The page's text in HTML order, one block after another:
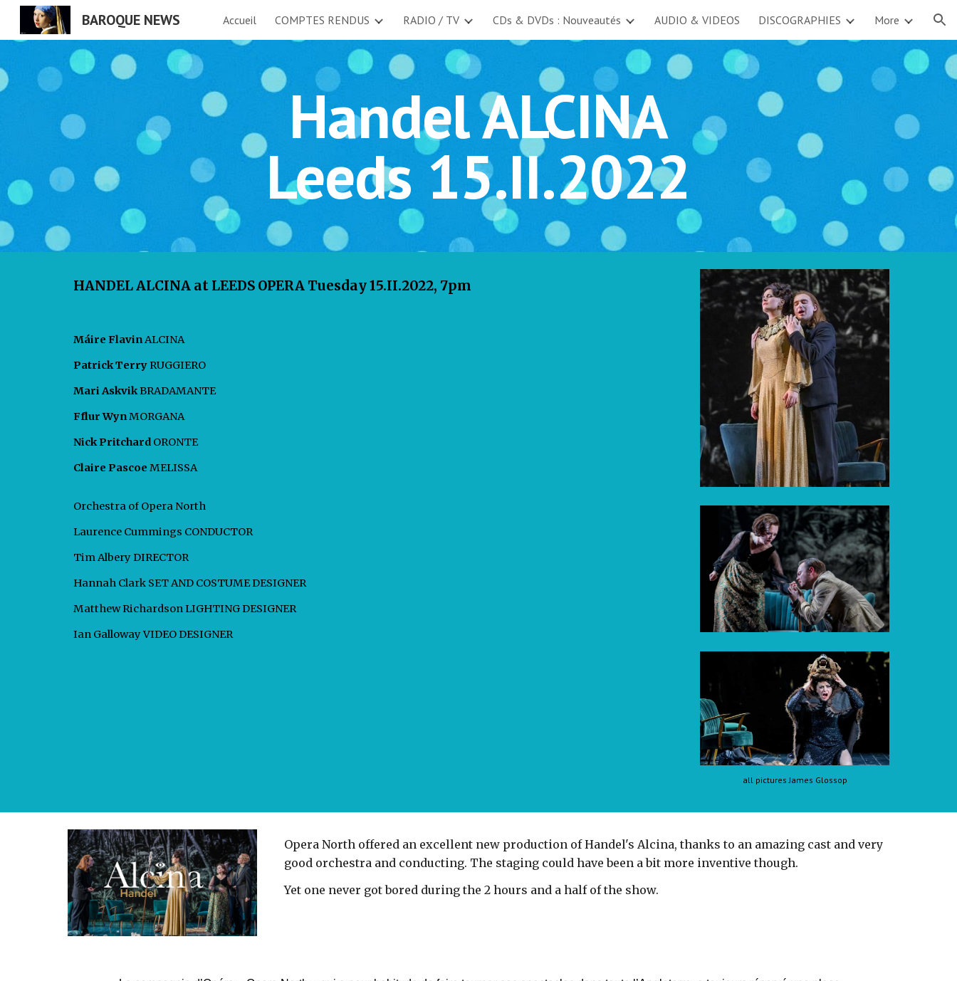
Skip to main content Skip to navigation
BAROQUE NEWS Accueil COMPTES RENDUS RADIO / TV CDs & DVDs : Nouveautés AUDIO & VIDEOS DISCOGRAPHIES More
Handel ALCINA
Leeds 15.II.2022
HANDEL ALCINA at LEEDS OPERA Tuesday 15.II.2022, 7pm
Máire FlavinALCINA
Patrick TerryRUGGIERO
Mari AskvikBRADAMANTE
Fflur WynMORGANA
Nick PritchardORONTE
Claire Pascoe MELISSA
Orchestra of Opera North
Laurence Cummings CONDUCTOR
Tim Albery DIRECTOR
Hannah Clark SET AND COSTUME DESIGNER
Matthew Richardson LIGHTING DESIGNER
Ian Galloway VIDEO DESIGNER
all pictures James Glossop
Opera North offered an excellent new production of Handel's Alcina, thanks to an amazing cast and very
good orchestra and conducting. The staging could have been a bit more inventive though.
Yet one never got bored during the 2 hours and a half of the show.